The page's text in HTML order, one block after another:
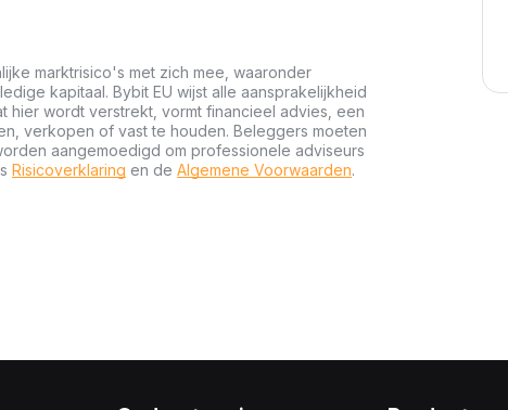
marktrisico's met zich mee, waaronder
kapitaal. Bybit EU wijst alle aansprakelijkheid
hier wordt verstrekt, vormt financieel advies, een
verkopen of vast te houden. Beleggers moeten
aangemoedigd om professionele adviseurs
Risicoverklaring en de Algemene Voorwaarden.